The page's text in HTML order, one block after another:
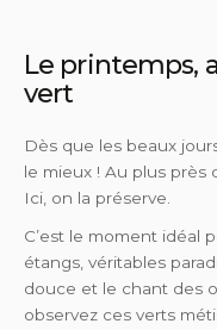
Le printemps,
vert
Dès que les beaux
le mieux ! Au plus près
Ici, on la préserve.
C’est le moment idéal
étangs, véritables
douce et le chant des
observez ces verts